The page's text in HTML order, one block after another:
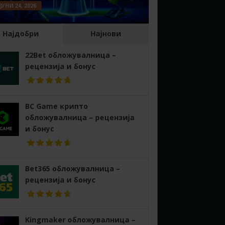
ЈУНИ 24, 2026
Најдобри Најнови
22Bet обложувалница –
рецензија и бонус
BC Game крипто
обложувалница – рецензија
и бонус
Bet365 обложувалница –
рецензија и бонус
Kingmaker обложувалница –